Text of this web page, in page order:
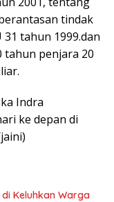
tindak
tahun 1999.dan
tahun penjara 20
Indra
ke depan di
Keluhkan Warga